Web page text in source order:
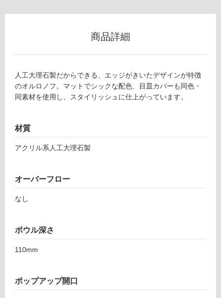
イ
屋
内
外
床・
床・
商品詳細
人工大理石製だからできる、エッジがきいたデザインが特徴
のオルロノフ。マットでシックな配色、目皿カバーも同色・
同素材を使用し、スタイリッシュに仕上がっています。
材質
アクリル系人工大理石製
オーバーフロー
なし
ボウル深さ
110mm
ポップアップ開口